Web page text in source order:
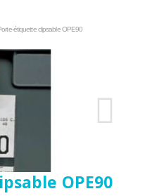
étiquette clipsable OPE90
OPE90